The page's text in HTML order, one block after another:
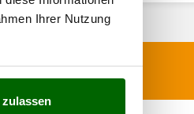
Ihrer Nutzung